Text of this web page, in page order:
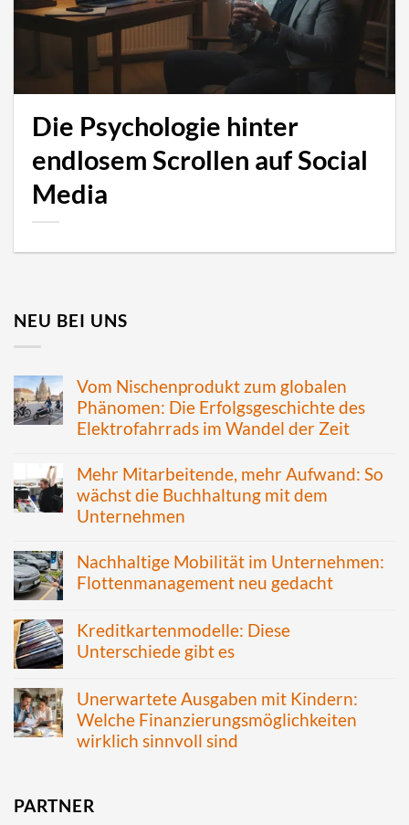
Die Psychologie hinter
endlosem Scrollen auf Social
Media
NEU BEI UNS
Vom Nischenprodukt zum globalen
Phänomen: Die Erfolgsgeschichte des
Elektrofahrrads im Wandel der Zeit
Mehr Mitarbeitende, mehr Aufwand: So
wächst die Buchhaltung mit dem
Unternehmen
Nachhaltige Mobilität im Unternehmen:
Flottenmanagement neu gedacht
Kreditkartenmodelle: Diese
Unterschiede gibt es
Unerwartete Ausgaben mit Kindern:
Welche Finanzierungsmöglichkeiten
wirklich sinnvoll sind
PARTNER